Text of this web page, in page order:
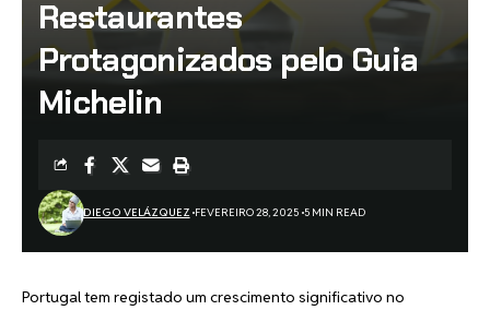
Restaurantes
Protagonizados pelo Guia
Michelin
DIEGO VELÁZQUEZ FEVEREIRO 28, 2025 5 MIN READ
Portugal tem registado um crescimento significativo no